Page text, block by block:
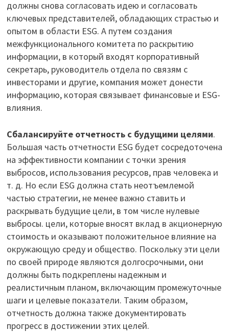
должны снова согласовать идею и согласовать
ключевых представителей, обладающих страстью и
опытом в области ESG. А путем создания
межфункционального комитета по раскрытию
информации, в который входят корпоративный
секретарь, руководитель отдела по связям с
инвесторами и другие, компания может донести
информацию, которая связывает финансовые и ESG-
влияния.
Сбалансируйте отчетность с будущими целями.
Большая часть отчетности ESG будет сосредоточена
на эффективности компании с точки зрения
выбросов, использования ресурсов, прав человека и
т. д. Но если ESG должна стать неотъемлемой
частью стратегии, не менее важно ставить и
раскрывать будущие цели, в том числе нулевые
выбросы. цели, которые вносят вклад в акционерную
стоимость и оказывают положительное влияние на
окружающую среду и общество. Поскольку эти цели
по своей природе являются долгосрочными, они
должны быть подкреплены надежным и
реалистичным планом, включающим промежуточные
шаги и целевые показатели. Таким образом,
отчетность должна также документировать
прогресс в достижении этих целей.